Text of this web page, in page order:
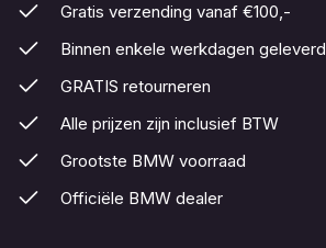
Gratis verzending vanaf €100,-
Binnen enkele werkdagen geleverd
GRATIS retourneren
Alle prijzen zijn inclusief BTW
Grootste BMW voorraad
Officiële BMW dealer